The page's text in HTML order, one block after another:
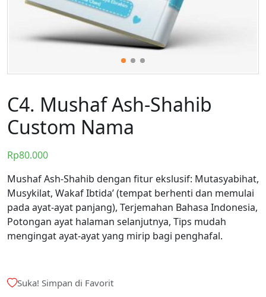
C4. Mushaf Ash-Shahib
Custom Nama
Rp80.000
Mushaf Ash-Shahib dengan fitur ekslusif: Mutasyabihat,
Musykilat, Wakaf Ibtida’ (tempat berhenti dan memulai
pada ayat-ayat panjang), Terjemahan Bahasa Indonesia,
Potongan ayat halaman selanjutnya, Tips mudah
mengingat ayat-ayat yang mirip bagi penghafal.
Suka! Simpan di Favorit